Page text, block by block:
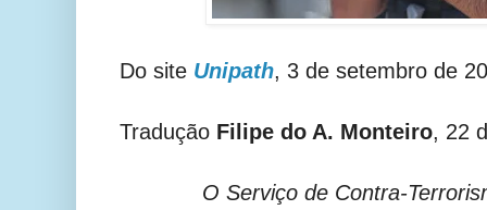
Do site Unipath, 3 de setembro de
Tradução Filipe do A. Monteiro, 22
O Serviço de Contra-